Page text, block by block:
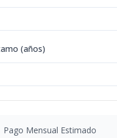
(años)
Pago Mensual Estimado